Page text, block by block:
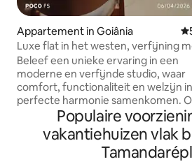
Appartement in Goiânia
Luxe flat in het westen, verfijning
comfort
Beleef een unieke ervaring in een
moderne en verfijnde studio, waar
comfort, functionaliteit en welzijn in
perfecte harmonie samenkomen.
een bevoorrechte locatie, dicht bij
winkels, diensten, banken en
toeristische bezienswaardigheden. En
als het moment voor ontspanning
Populaire
vakantiehuizen vlak